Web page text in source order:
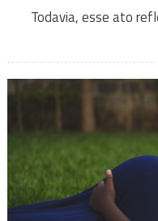
Todavia, esse ato